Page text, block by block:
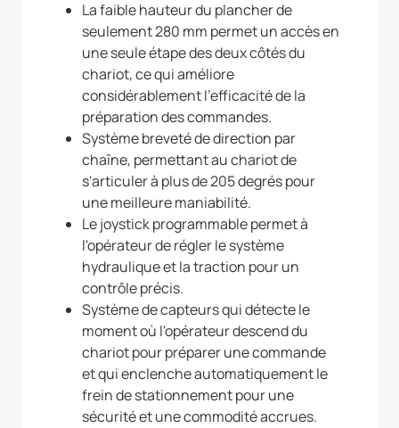
La faible hauteur du plancher de
seulement 280 mm permet un accès en
une seule étape des deux côtés du
chariot, ce qui améliore
considérablement l'efficacité de la
préparation des commandes.
Système breveté de direction par
chaîne, permettant au chariot de
s'articuler à plus de 205 degrés pour
une meilleure maniabilité.
Le joystick programmable permet à
l'opérateur de régler le système
hydraulique et la traction pour un
contrôle précis.
Système de capteurs qui détecte le
moment où l'opérateur descend du
chariot pour préparer une commande
et qui enclenche automatiquement le
frein de stationnement pour une
sécurité et une commodité accrues.